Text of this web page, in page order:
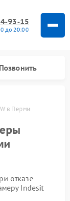
93-15
до 20:00
Позвонить
в Перми
отказе
Indesit